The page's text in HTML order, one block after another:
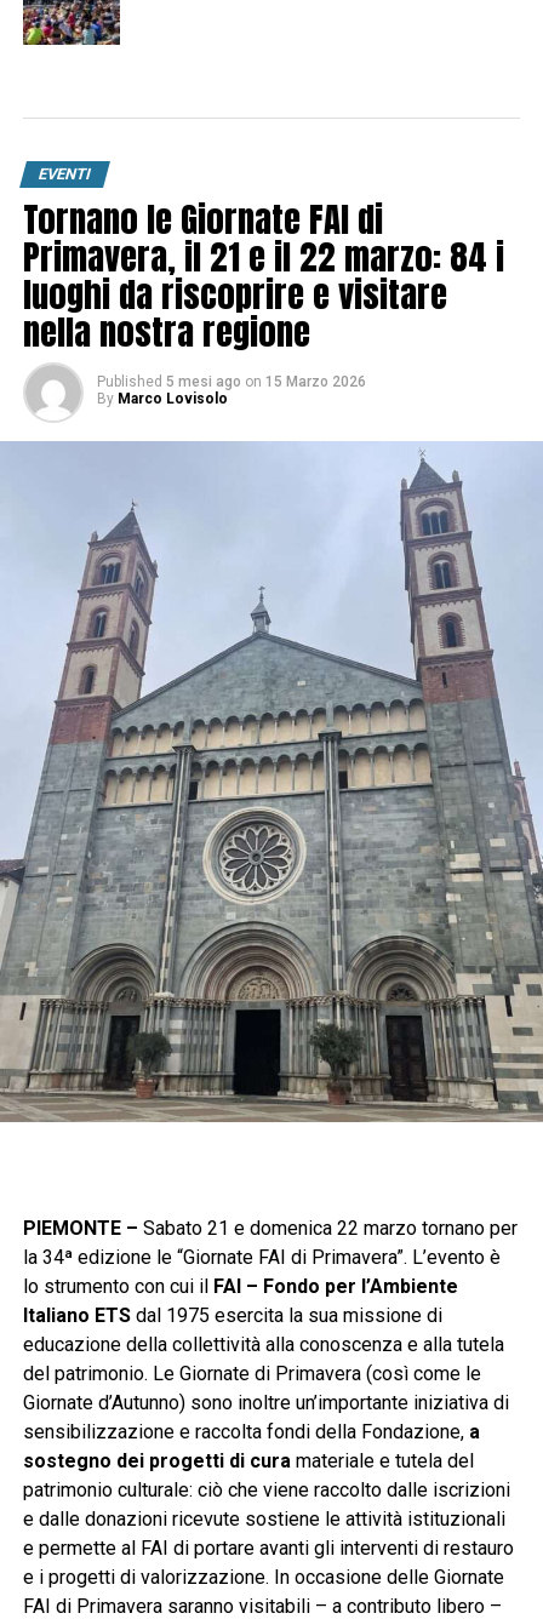
EVENTI
Tornano le Giornate FAI di
Primavera, il 21 e il 22 marzo: 84 i
luoghi da riscoprire e visitare
nella nostra regione
Published 5 mesi ago on 15 Marzo 2026
By Marco Lovisolo
PIEMONTE – Sabato 21 e domenica 22 marzo tornano per
la 34ª edizione le “Giornate FAI di Primavera”. L’evento è
lo strumento con cui il FAI – Fondo per l’Ambiente
Italiano ETSdal 1975 esercita la sua missione di
educazione della collettività alla conoscenza e alla tutela
del patrimonio. Le Giornate di Primavera (così come le
Giornate d’Autunno) sono inoltre un’importante iniziativa di
sensibilizzazione e raccolta fondi della Fondazione, a
sostegno dei progetti di cura materiale e tutela del
patrimonio culturale: ciò che viene raccolto dalle iscrizioni
e dalle donazioni ricevute sostiene le attività istituzionali
e permette al FAI di portare avanti gli interventi di restauro
e i progetti di valorizzazione. In occasione delle Giornate
FAI di Primavera saranno visitabili – a contributo libero –